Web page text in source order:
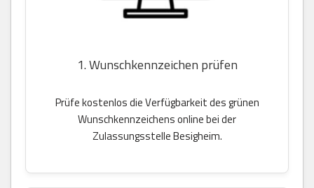
1. Wunschkennzeichen prüfen
Prüfe kostenlos die Verfügbarkeit des grünen
Wunschkennzeichens online bei der
Zulassungsstelle Besigheim.